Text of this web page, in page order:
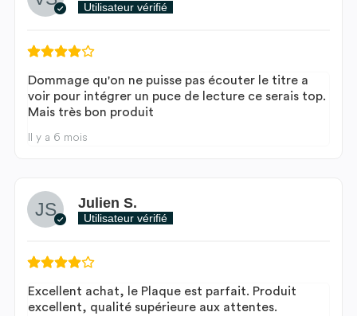
Utilisateur vérifié
Dommage qu'on ne puisse pas écouter le titre a
voir pour intégrer un puce de lecture ce serais top.
Mais très bon produit
Il y a 6 mois
Julien S.
Utilisateur vérifié
Excellent achat, le Plaque est parfait. Produit
excellent, qualité supérieure aux attentes.